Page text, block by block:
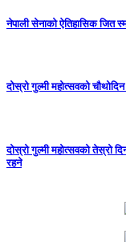
नेपाली सेनाको ऐतिहासिक जित
दोस्रो गुल्मी महोत्सवको
दोस्रो गुल्मी महोत्सवको तेस्रो
रहने